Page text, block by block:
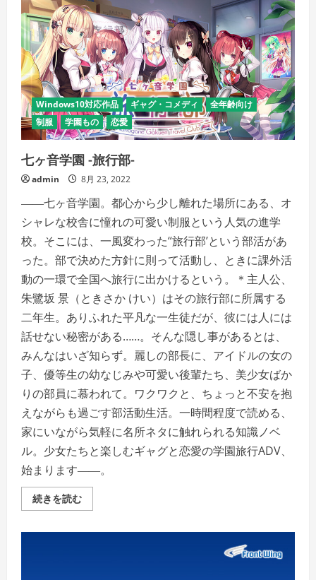
Windows10対応作品 ギャグ・コメディ
全年齢向け
制服
学園もの 恋愛
七ヶ音学園 -旅行部-
admin 8月 23, 2022
――七ヶ音学園。都心から少し離れた場所にある、オ
シャレな校舎に憧れの可愛い制服という人気の進学
校。そこには、一風変わった“旅行部’という部活があ
った。部で決めた方針に則って活動し、ときに課外活
動の一環で全国へ旅行に出かけるという。＊主人公、
朱鷺坂 景（ときさか けい）はその旅行部に所属する
二年生。ありふれた平凡な一生徒だが、彼には人には
話せない秘密がある……。そんな隠し事があるとは、
みんなはいざ知らず。麗しの部長に、アイドルの女の
子、優等生の幼なじみや可愛い後輩たち、美少女ばか
りの部員に慕われて。ワクワクと、ちょっと不安を抱
えながらも過ごす部活動生活。一時間程度で読める、
家にいながら気軽に名所ネタに触れられる知識ノベ
ル。少女たちと楽しむギャグと恋愛の学園旅行ADV、
始まります――。
続きを読む七
ヶ